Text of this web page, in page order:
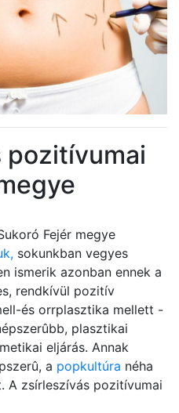
pozitívumai
Fejér megye
sokunkban vegyes
ismerik azonban ennek a
rendkívül pozitív
és orrplasztika mellett -
plasztikai
eljárás. Annak
a popkultúra néha
A zsírleszívás pozitívumai